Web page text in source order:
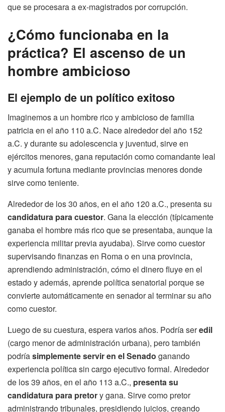
que se procesara a ex-magistrados por corrupción.
¿Cómo funcionaba en la
práctica? El ascenso de un
hombre ambicioso
El ejemplo de un político exitoso
Imaginemos a un hombre rico y ambicioso de familia
patricia en el año 110 a.C. Nace alrededor del año 152
a.C. y durante su adolescencia y juventud, sirve en
ejércitos menores, gana reputación como comandante leal
y acumula fortuna mediante provincias menores donde
sirve como teniente.
Alrededor de los 30 años, en el año 120 a.C., presenta su
candidatura para cuestor. Gana la elección (típicamente
ganaba el hombre más rico que se presentaba, aunque la
experiencia militar previa ayudaba). Sirve como cuestor
supervisando finanzas en Roma o en una provincia,
aprendiendo administración, cómo el dinero fluye en el
estado y además, aprende política senatorial porque se
convierte automáticamente en senador al terminar su año
como cuestor.
Luego de su cuestura, espera varios años. Podría seredil
(cargo menor de administración urbana), pero también
podríasimplemente servir en el Senado ganando
experiencia política sin cargo ejecutivo formal. Alrededor
de los 39 años, en el año 113 a.C., presenta su
candidatura para pretory gana. Sirve como pretor
administrando tribunales, presidiendo juicios, creando